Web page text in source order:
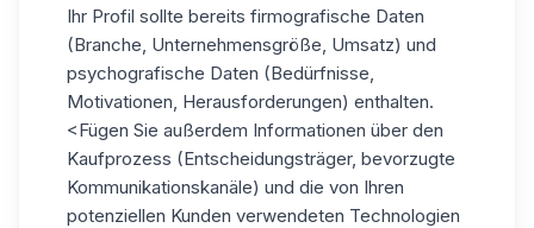
Ihr Profil sollte bereits firmografische Daten
(Branche, Unternehmensgröße, Umsatz) und
psychografische Daten (Bedürfnisse,
Motivationen, Herausforderungen) enthalten.
<Fügen Sie außerdem Informationen über den
Kaufprozess (Entscheidungsträger, bevorzugte
Kommunikationskanäle) und die von Ihren
potenziellen Kunden verwendeten Technologien